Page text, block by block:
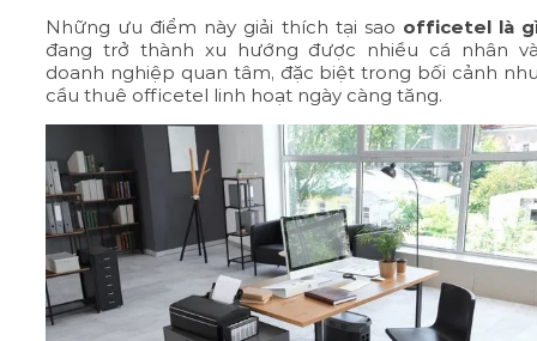
Những ưu điểm này giải thích tại sao officetel là
đang trở thành xu hướng được nhiều cá nhân
doanh nghiệp quan tâm, đặc biệt trong bối cảnh
cầu thuê officetel linh hoạt ngày càng tăng.